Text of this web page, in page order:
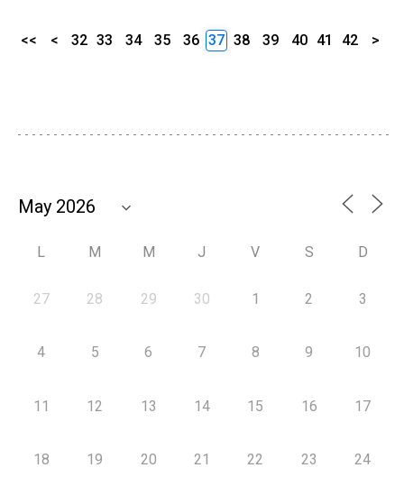
<< < 32 33 34 35 36 37 38 39 40 41 42 >
L M M J V S D
27 28 29 30 1 2 3
4 5 6 7 8 9 10
11 12 13 14 15 16 17
18 19 20 21 22 23 24